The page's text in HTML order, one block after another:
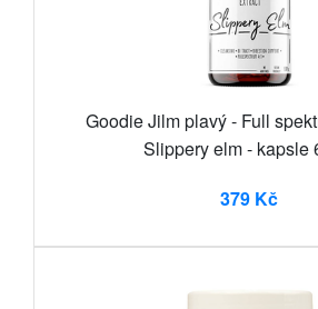
Goodie Jilm plavý - Full
Slippery elm - kapsle
379 Kč